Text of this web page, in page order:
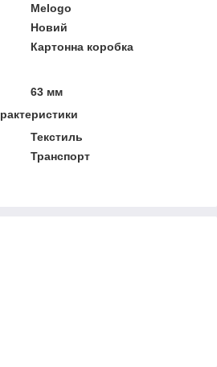
Melogo
Новий
Картонна коробка
63 мм
Текстиль
Транспорт